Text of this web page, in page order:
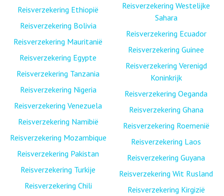
Reisverzekering Ethiopië
Reisverzekering Bolivia
Reisverzekering Mauritanië
Reisverzekering Egypte
Reisverzekering Tanzania
Reisverzekering Nigeria
Reisverzekering Venezuela
Reisverzekering Namibië
Reisverzekering Mozambique
Reisverzekering Pakistan
Reisverzekering Turkije
Reisverzekering Chili
Reisverzekering Westelijke
Sahara
Reisverzekering Ecuador
Reisverzekering Guinee
Reisverzekering Verenigd
Koninkrijk
Reisverzekering Oeganda
Reisverzekering Ghana
Reisverzekering Roemenië
Reisverzekering Laos
Reisverzekering Guyana
Reisverzekering Wit Rusland
Reisverzekering Kirgizië